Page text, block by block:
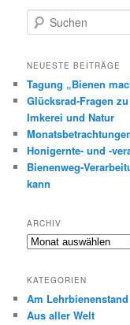
u
h
n
NEUESTE BEITRÄGE
Tagung „Bienen
Glücksrad-Fragen
Imkerei und Natur
Honigernte- und -
Bienenweg-
kann
ARCHIV
Archiv
KATEGORIEN
Am Lehrbienenstand
Aus aller Welt